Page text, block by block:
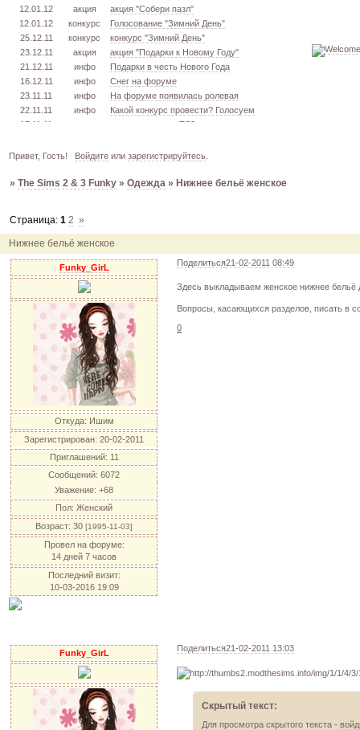
12.01.12 акция
акция "Собери пазл"
12.01.12
конкурс
Голосование "Зимний День"
25.12.11
конкурс
конкурс "Зимний День"
23.12.11
акция
акция "Подарки к Новому Году"
21.12.11
инфо
Подарки в честь Нового Года
16.12.11
инфо
Снег на форуме
23.11.11
инфо
На форуме появилась ролевая
22.11.11
инфо
Какой конкурс провести? Голосуем
17.11.11
извлекаем меш. TS3
15.11.11
урок
создаём свою обувь! TS3
03.10.11
инфо
город из GTA VC в игре TS3
12.04.11
инфо
04.04.11
акция
акция "Друг"
04.04.11
акция акция "Downloads"
Привет, Гость! Войдитеили зарегистрируйтесь.
»The Sims 2 & 3 Funky »Одежда » Нижнее бельё женское
Нижнее бельё женское
Страница:1 2 »
Поделиться21-02-2011 08:49
Funky_GirL
Откуда: Ишим
Зарегистрирован: 20-02-2011
Приглашений: 11
Сообщений: 6072
Уважение: +68
Пол: Женский
Возраст: 30 [1995-11-03]
Провел на форуме:
14 дней 7 часов
Последний визит:
10-03-2016 19:09
Здесь выкладываем женское нижнее бельё
Вопросы, касающихся разделов, писать в
0
Поделиться21-02-2011 13:03
Funky_GirL
Скрытый текст:
Для просмотра скрытого текста -